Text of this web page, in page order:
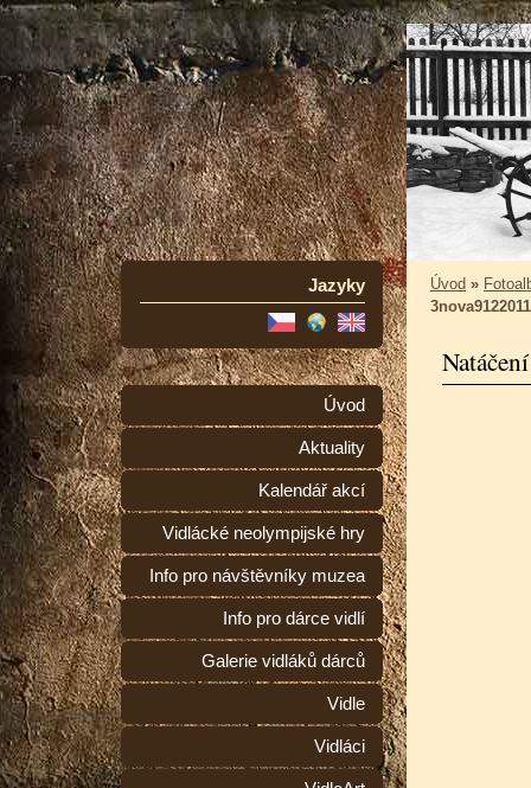
Jazyky
Úvod
Aktuality
Kalendář akcí
Vidlácké neolympijské hry
Info pro návštěvníky muzea
Info pro dárce vidlí
Galerie vidláků dárců
Vidle
Vidláci
Úvod »
3nova9122011